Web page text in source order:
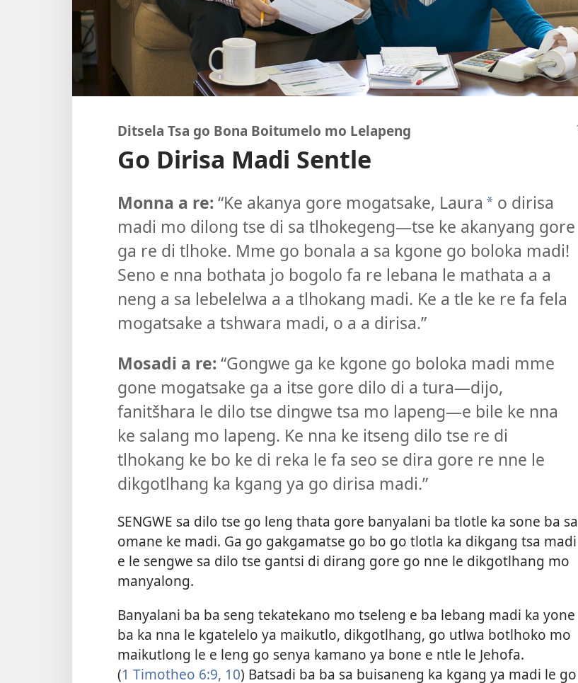
Ditsela Tsa go Bona Boitumelo mo Lelapeng
Go Dirisa Madi Sentle
Monna a re: “Ke akanya gore mogatsake, Laura * o dirisa
madi mo dilong tse di sa tlhokegeng—tse ke akanyang gore
ga re di tlhoke. Mme go bonala a sa kgone go boloka madi!
Seno e nna bothata jo bogolo fa re lebana le mathata a a
neng a sa lebelelwa a a tlhokang madi. Ke a tle ke re fa fela
mogatsake a tshwara madi, o a a dirisa.”
Mosadi a re: “Gongwe ga ke kgone go boloka madi mme
gone mogatsake ga a itse gore dilo di a tura—dijo,
fanitšhara le dilo tse dingwe tsa mo lapeng—e bile ke nna
ke salang mo lapeng. Ke nna ke itseng dilo tse re di
tlhokang ke bo ke di reka le fa seo se dira gore re nne le
dikgotlhang ka kgang ya go dirisa madi.”
SENGWE sa dilo tse go leng thata gore banyalani ba tlotle ka sone ba sa
omane ke madi. Ga go gakgamatse go bo go tlotla ka dikgang tsa madi
e le sengwe sa dilo tse gantsi di dirang gore go nne le dikgotlhang mo
manyalong.
Banyalani ba ba seng tekatekano mo tseleng e ba lebang madi ka yone
ba ka nna le kgatelelo ya maikutlo, dikgotlhang, go utlwa botlhoko mo
maikutlong le e leng go senya kamano ya bone e ntle le Jehofa.
(1 Timotheo 6:9, 10) Batsadi ba ba sa buisaneng ka kgang ya madi le go